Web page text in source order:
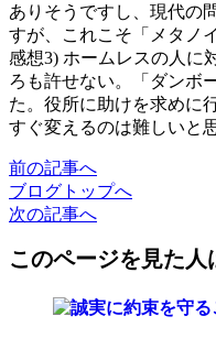
ありそうですし、現代の
すが、これこそ「メタノ
感想3) ホームレスの人に
ろも許せない。「ダンボ
た。役所に助けを求めに
すぐ変えるのは難しいと
前の記事へ
ブログ トップへ
次の記事へ
このページを見た